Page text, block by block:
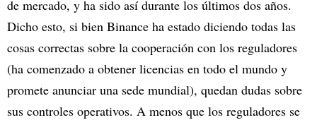
de mercado, y ha sido así durante los últimos dos años.
Dicho esto, si bien Binance ha estado diciendo todas las
cosas correctas sobre la cooperación con los reguladores
(ha comenzado a obtener licencias en todo el mundo y
promete anunciar una sede mundial), quedan dudas sobre
sus controles operativos. A menos que los reguladores se